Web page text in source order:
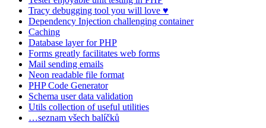
Tracy debugging tool you will love ♥
Dependency Injection challenging container
Caching
Database layer for PHP
Forms greatly facilitates web forms
Mail sending emails
Neon readable file format
PHP Code Generator
Schema user data validation
Utils collection of useful utilities
…seznam všech balíčků